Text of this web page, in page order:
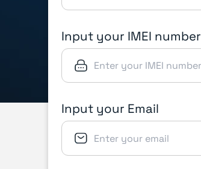
Input your IMEI number
Input your Email